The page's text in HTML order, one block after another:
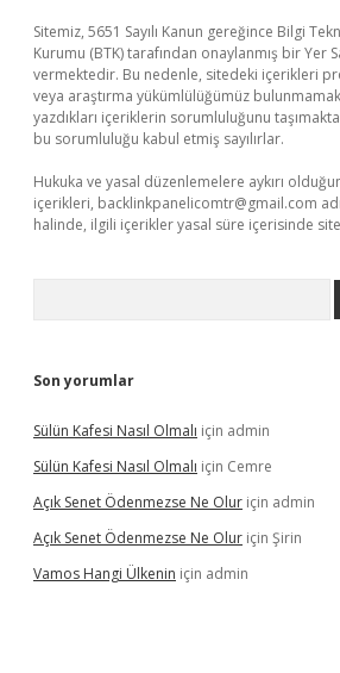
Sitemiz, 5651 Sayılı Kanun gereğince Bilgi
Kurumu (BTK) tarafından onaylanmış bir Yer
vermektedir. Bu nedenle, sitedeki içerikleri
veya araştırma yükümlülüğümüz
yazdıkları içeriklerin sorumluluğunu
bu sorumluluğu kabul etmiş sayılırlar.
Hukuka ve yasal düzenlemelere aykırı
içerikleri, backlinkpanelicomtr@gmail.com
halinde, ilgili içerikler yasal süre içerisinde
Son yorumlar
Sülün Kafesi Nasıl Olmalı için admin
Sülün Kafesi Nasıl Olmalı için Cemre
Açık Senet Ödenmezse Ne Olur için admin
Açık Senet Ödenmezse Ne Olur için Şirin
Vamos Hangi Ülkenin için admin